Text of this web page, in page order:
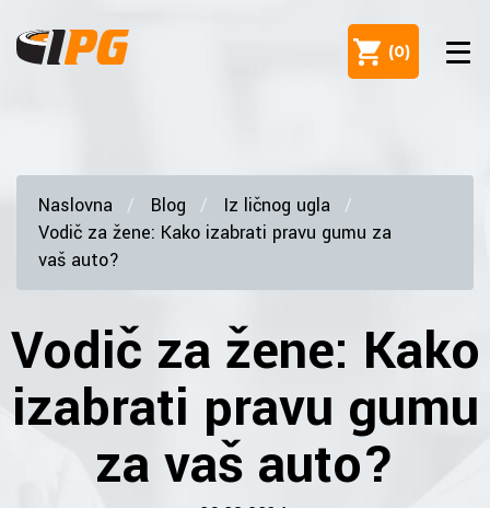
(0)
Naslovna Blog
Iz ličnog ugla
Vodič za žene: Kako izabrati pravu gumu za
vaš auto?
Vodič za žene: Kako
izabrati pravu gumu
za vaš auto?